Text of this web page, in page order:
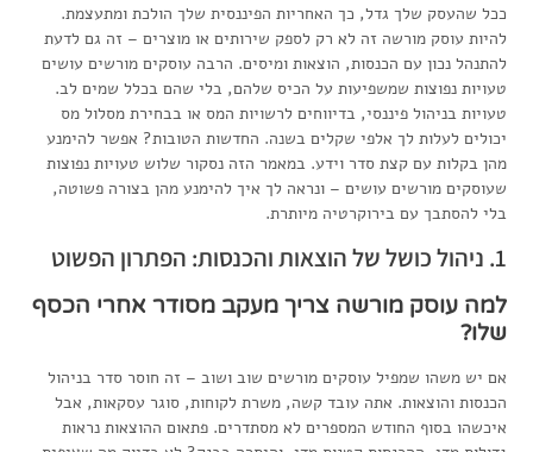
ככל שהעסק שלך גדל, כך האחריות הפיננסית שלך הולכת ומתעצמת.
להיות עוסק מורשה זה לא רק לספק שירותים או מוצרים – זה גם לדעת
להתנהל נכון עם הכנסות, הוצאות ומיסים. הרבה עוסקים מורשים עושים
טעויות נפוצות שמשפיעות על הכיס שלהם, בלי שהם בכלל שמים לב.
טעויות בניהול פיננסי, בדיווחים לרשויות המס או בבחירת מסלול מס
יכולים לעלות לך אלפי שקלים בשנה. החדשות הטובות? אפשר להימנע
מהן בקלות עם קצת סדר וידע. במאמר הזה נסקור שלוש טעויות נפוצות
שעוסקים מורשים עושים – ונראה לך איך להימנע מהן בצורה פשוטה,
בלי להסתבך עם בירוקרטיה מיותרת.
1. ניהול כושל של הוצאות והכנסות: הפתרון הפשוט
למה עוסק מורשה צריך מעקב מסודר אחרי הכסף
שלו?
אם יש משהו שמפיל עוסקים מורשים שוב ושוב – זה חוסר סדר בניהול
הכנסות והוצאות. אתה עובד קשה, משרת לקוחות, סוגר עסקאות, אבל
איכשהו בסוף החודש המספרים לא מסתדרים. פתאום ההוצאות נראות